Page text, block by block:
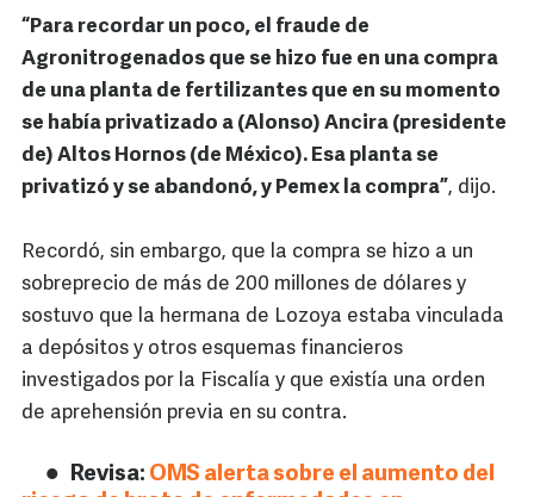
“Para recordar un poco, el fraude de
Agronitrogenados que se hizo fue en una compra
de una planta de fertilizantes que en su momento
se había privatizado a (Alonso) Ancira (presidente
de) Altos Hornos (de México). Esa planta se
privatizó y se abandonó, y Pemex la compra”, dijo.
Recordó, sin embargo, que la compra se hizo a un
sobreprecio de más de 200 millones de dólares y
sostuvo que la hermana de Lozoya estaba vinculada
a depósitos y otros esquemas financieros
investigados por la Fiscalía y que existía una orden
de aprehensión previa en su contra.
Revisa: OMS alerta sobre el aumento del